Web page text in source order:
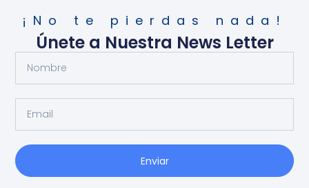
¡No te pierdas nada!
Únete a Nuestra News Letter
Enviar